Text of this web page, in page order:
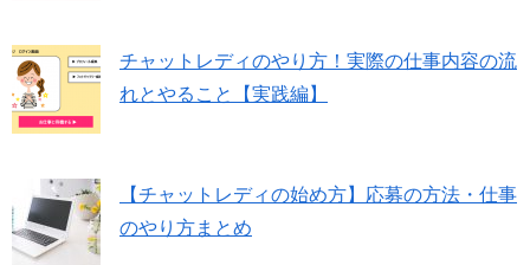
チャットレディのやり方！実際の仕事内容の流
れとやること【実践編】
【チャットレディの始め方】応募の方法・仕事
のやり方まとめ